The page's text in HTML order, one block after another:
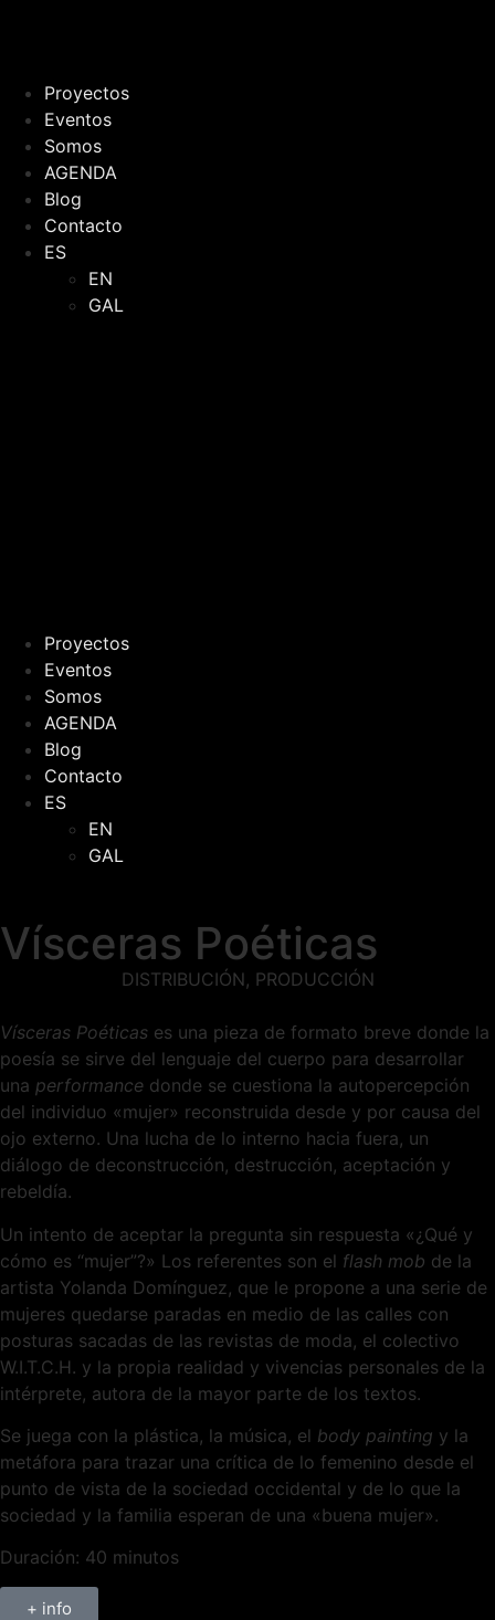
Proyectos
Eventos
Somos
AGENDA
Blog
Contacto
ES
EN
GAL
Proyectos
Eventos
Somos
AGENDA
Blog
Contacto
ES
EN
GAL
Vísceras Poéticas
DISTRIBUCIÓN, PRODUCCIÓN
Vísceras Poéticas es una pieza de formato breve donde la
poesía se sirve del lenguaje del cuerpo para desarrollar
una performance donde se cuestiona la autopercepción
del individuo «mujer» reconstruida desde y por causa del
ojo externo. Una lucha de lo interno hacia fuera, un
diálogo de deconstrucción, destrucción, aceptación y
rebeldía.
Un intento de aceptar la pregunta sin respuesta «¿Qué y
cómo es “mujer”?» Los referentes son el flash mob de la
artista Yolanda Domínguez, que le propone a una serie de
mujeres quedarse paradas en medio de las calles con
posturas sacadas de las revistas de moda, el colectivo
W.I.T.C.H. y la propia realidad y vivencias personales de la
intérprete, autora de la mayor parte de los textos.
Se juega con la plástica, la música, el body painting y la
metáfora para trazar una crítica de lo femenino desde el
punto de vista de la sociedad occidental y de lo que la
sociedad y la familia esperan de una «buena mujer».
Duración: 40 minutos
+ info